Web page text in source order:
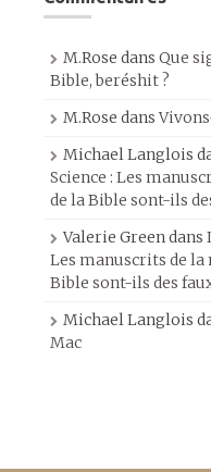
M.Rose dans Que
Bible, beréshit ?
M.Rose dans
Michael Langlois
Science : Les
de la Bible sont-ils
Valerie Greendans
Les manuscrits de la
Bible sont-ils des
Michael Langlois
Mac